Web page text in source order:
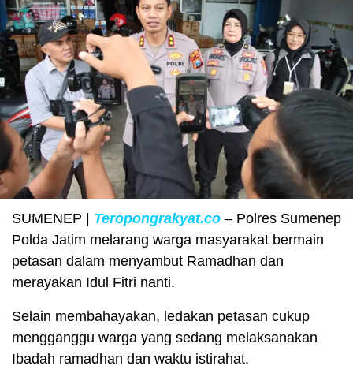
SUMENEP | Teropongrakyat.co – Polres Sumenep
Polda Jatim melarang warga masyarakat bermain
petasan dalam menyambut Ramadhan dan
merayakan Idul Fitri nanti.
Selain membahayakan, ledakan petasan cukup
mengganggu warga yang sedang melaksanakan
Ibadah ramadhan dan waktu istirahat.